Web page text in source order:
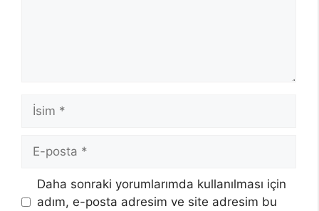
İsim
posta
Daha sonraki yorumlarımda kullanılması için
adım, e-posta adresim ve site adresim bu